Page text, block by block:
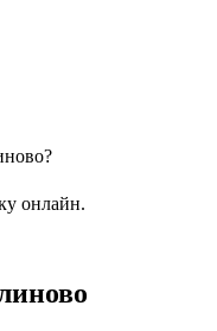
онлайн.